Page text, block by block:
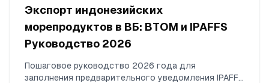
Экспорт индонезийских
морепродуктов в ВБ: BTOM и IPAFFS
Руководство 2026
Пошаговое руководство 2026 года для
заполнения предварительного уведомления IPAFFS